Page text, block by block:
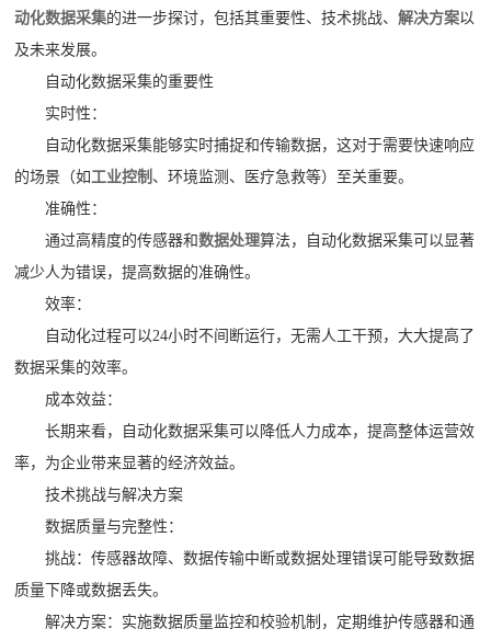
动化数据采集的进一步探讨，包括其重要性、技术挑战、解决方案以
及未来发展。
自动化数据采集的重要性
实时性：
自动化数据采集能够实时捕捉和传输数据，这对于需要快速响应
的场景（如工业控制 、环境监测、医疗急救等）至关重要。
准确性：
通过高精度的传感器和数据处理算法，自动化数据采集可以显著
减少人为错误，提高数据的准确性。
效率：
自动化过程可以24小时不间断运行，无需人工干预，大大提高了
数据采集的效率。
成本效益：
长期来看，自动化数据采集可以降低人力成本，提高整体运营效
率，为企业带来显著的经济效益。
技术挑战与解决方案
数据质量与完整性：
挑战：传感器故障、数据传输中断或数据处理错误可能导致数据
质量下降或数据丢失。
解决方案：实施数据质量监控和校验机制，定期维护传感器和通